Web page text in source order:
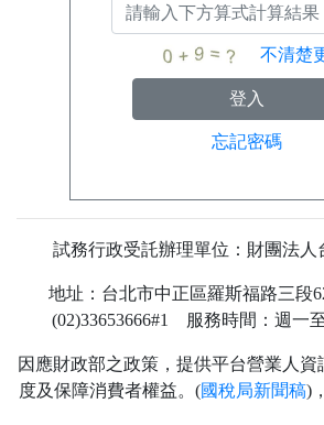
不清楚
忘記密碼
試務行政受託辦理單位：財團法人
地址：台北市中正區羅斯福路三段
(02)33653666#1 服務時間：週一
因應財政部之政策，提供平台營業人資
度及保障消費者權益。(國稅局新聞稿)